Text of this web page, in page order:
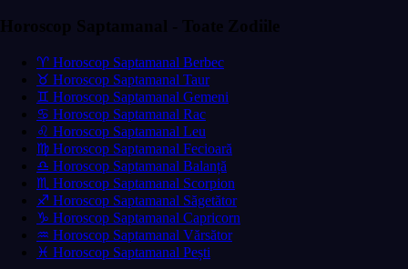
Horoscop Saptamanal - Toate Zodiile
♈ Horoscop Saptamanal Berbec
♉ Horoscop Saptamanal Taur
♊ Horoscop Saptamanal Gemeni
♋ Horoscop Saptamanal Rac
♌ Horoscop Saptamanal Leu
♍ Horoscop Saptamanal Fecioară
♎ Horoscop Saptamanal Balanță
♏ Horoscop Saptamanal Scorpion
♐ Horoscop Saptamanal Săgetător
♑ Horoscop Saptamanal Capricorn
♒ Horoscop Saptamanal Vărsător
♓ Horoscop Saptamanal Pești